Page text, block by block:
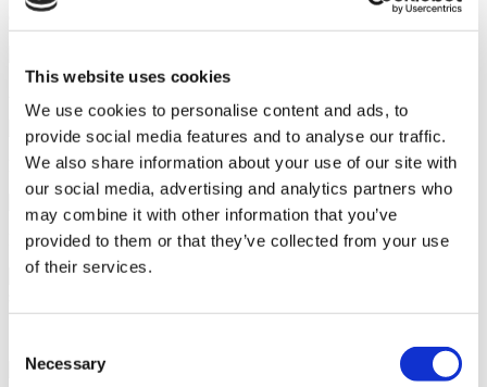
This website uses cookies
We use cookies to personalise content and ads, to
provide social media features and to analyse our traffic.
We also share information about your use of our site with
our social media, advertising and analytics partners who
may combine it with other information that you’ve
provided to them or that they’ve collected from your use
of their services.
Selection
Necessary
Cum vă poate ajuta Flymedi?
Pachete medicale personalizate, all-inclusive
Reduceri speciale și beneficii pentru pacienții Flymedi